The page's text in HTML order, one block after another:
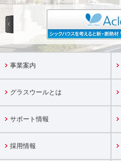
事業案内
グラスウールとは
サポート情報
採用情報